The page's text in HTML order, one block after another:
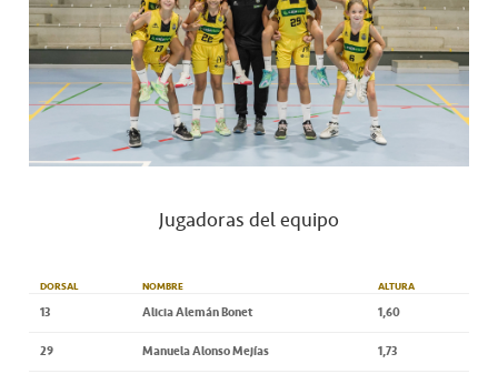
Jugadoras del equipo
DORSAL NOMBRE ALTURA
13 Alicia Alemán Bonet 1,60
29 Manuela Alonso Mejías 1,73